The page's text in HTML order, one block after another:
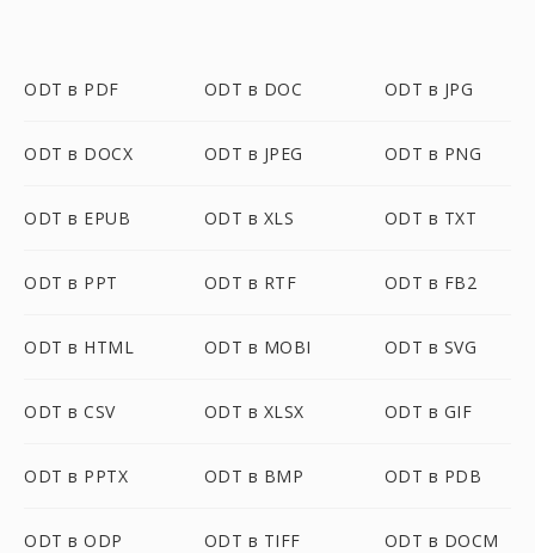
ODT в PDF ODT в DOC ODT в JPG
ODT в DOCX ODT в JPEG ODT в PNG
ODT в EPUB ODT в XLS ODT в TXT
ODT в PPT ODT в RTF ODT в FB2
ODT в HTML ODT в MOBI ODT в SVG
ODT в CSV ODT в XLSX ODT в GIF
ODT в PPTX ODT в BMP ODT в PDB
ODT в ODP ODT в TIFF ODT в DOCM